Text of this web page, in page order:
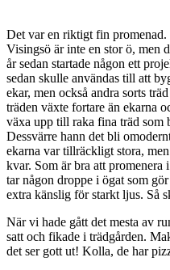
Det var en riktigt fin
Visingsö är inte en stor ö, men
år sedan startade någon ett
sedan skulle användas till att
ekar, men också andra sorts
träden växte fortare än ekarna
växa upp till raka fina träd som
Dessvärre hann det bli
ekarna var tillräckligt stora,
kvar. Som är bra att
tar någon droppe i ögat som
extra känslig för starkt ljus. Så
När vi hade gått det mesta av
satt och fikade i trädgården.
det ser gott ut! Kolla, de har